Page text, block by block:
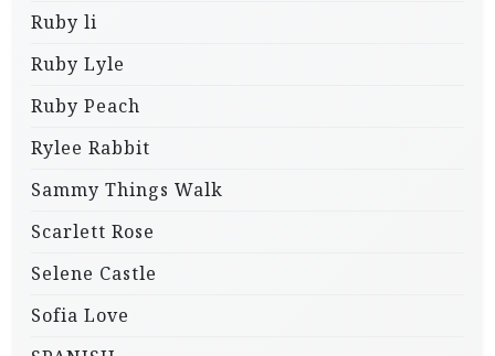
Ruby li
Ruby Lyle
Ruby Peach
Rylee Rabbit
Sammy Things Walk
Scarlett Rose
Selene Castle
Sofia Love